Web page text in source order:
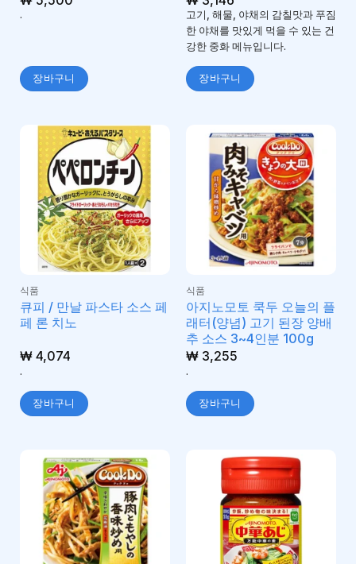
.
장바구니
고기, 해물, 야채의 감칠맛과 푸짐
한 야채를 맛있게 먹을 수 있는 건
강한 중화 메뉴입니다.
장바구니
식품
큐피 / 만날 파스타 소스 페
페 론 치노
₩4,074
.
장바구니
식품
아지노모토 쿡두 오늘의 플
래터(양념) 고기 된장 양배
추 소스 3~4인분 100g
₩3,255
.
장바구니